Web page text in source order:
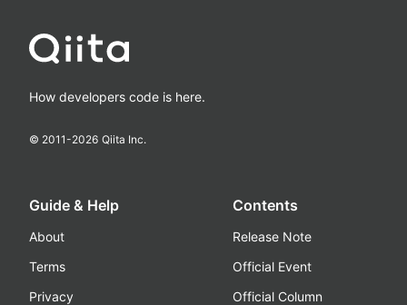
How developers code is here.
© 2011-2026 Qiita Inc.
Guide & Help
About
Terms
Privacy
Contents
Release Note
Official Event
Official Column